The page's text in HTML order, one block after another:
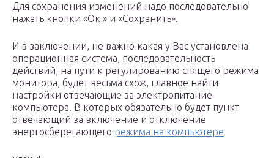
Для сохранения изменений надо последовательно
нажать кнопки «Ок » и «Сохранить».
И в заключении, не важно какая у Вас установлена
операционная система, последовательность
действий, на пути к регулированию спящего режима
монитора, будет весьма схож, главное найти
настройки отвечающие за электропитание
компьютера. В которых обязательно будет пункт
отвечающий за включение и отключение
энергосберегающего режима на компьютере